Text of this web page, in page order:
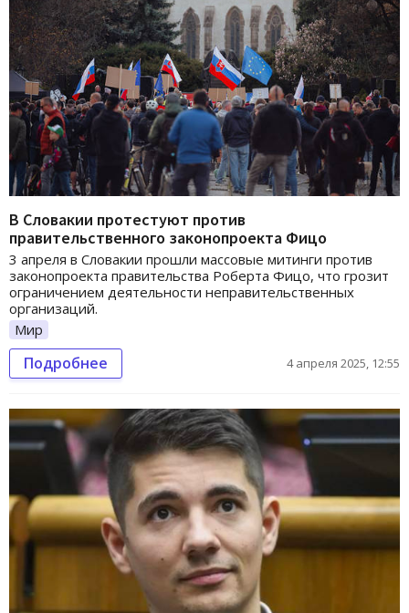
В Словакии протестуют против
правительственного законопроекта Фицо
3 апреля в Словакии прошли массовые митинги против
законопроекта правительства Роберта Фицо, что грозит
ограничением деятельности неправительственных
организаций.
Мир
Подробнее 4 апреля 2025, 12:55